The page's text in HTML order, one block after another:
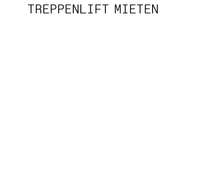
TREPPENLIFT MIETEN